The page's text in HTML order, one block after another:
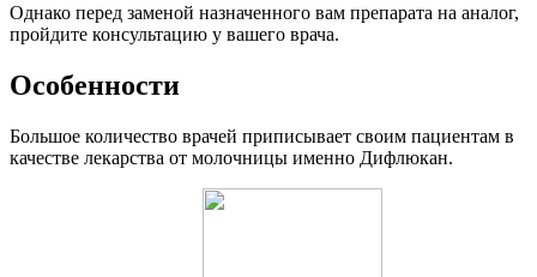
Однако перед заменой назначенного вам препарата на аналог,
пройдите консультацию у вашего врача.
Особенности
Большое количество врачей приписывает своим пациентам в
качестве лекарства от молочницы именно Дифлюкан.